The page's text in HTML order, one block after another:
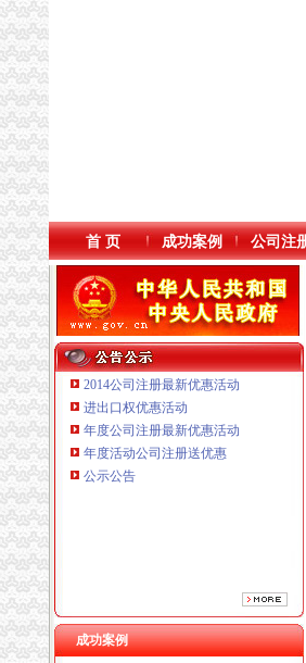
本站导航
首 页 成功案例 公司注
2014公司注册最新优惠活动
进出口权优惠活动
年度公司注册最新优惠活动
年度活动公司注册送优惠
公示公告
成功案例
重庆鸽牌电线电缆有限公司 渝北10010
重庆傲志众达投资咨询有限责任公司 渝
重庆海谛升进出口贸易有限公司 渝北
重庆奕欣锦诚商贸有限公司 渝九50万 （
重庆信同广告有限公司 渝沙50万 （工商